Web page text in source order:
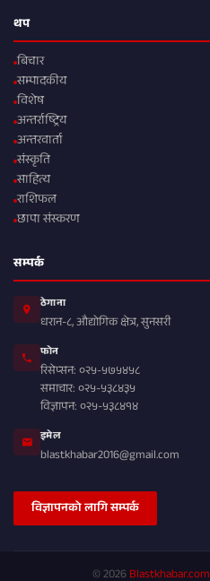
थप
बिचार
सम्पादकीय
विशेष
अन्तर्राष्ट्रिय
अन्तरवार्ता
संस्कृति
साहित्य
राशिफल
छापा संस्करण
सम्पर्क
ठेगाना
धरान-८, औद्योगिक क्षेत्र, सुनसरी
फोन
रिसेप्सन: ०२५-५७५४५८
समाचार: ०२५-५३८४३५
विज्ञापन: ०२५-५३८४१४
इमेल
blastkhabar2016@gmail.com
विज्ञापनको लागि सम्पर्क
© 2026Blastkhabar.com